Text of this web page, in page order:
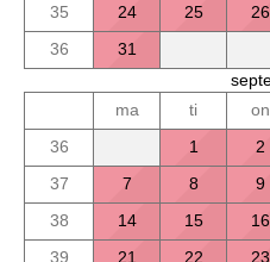
35
24 25 26
36
31
ma
ti on
36
1 2
37
7 8 9
38
14 15 16
39
21 22 23